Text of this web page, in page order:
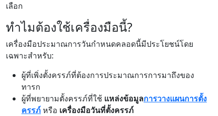
เลือก
ทำไมต้องใช้เครื่องมือนี้?
เครื่องมือประมาณการวันกำหนดคลอดนี้มีประโยชน์โดย
เฉพาะสำหรับ:
ผู้ที่เพิ่งตั้งครรภ์ที่ต้องการประมาณการการมาถึงของ
ทารก
ผู้ที่พยายามตั้งครรภ์ที่ใช้ แหล่งข้อมูลการวางแผนการตั้ง
ครรภ์หรือ เครื่องมือวันที่ตั้งครรภ์